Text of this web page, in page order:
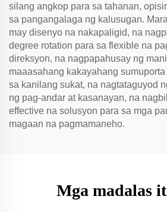
silang angkop para sa tahanan,
sa pangangalaga ng kalusugan.
may disenyo na nakapaligid, na
degree rotation para sa flexible na
direksyon, na nagpapahusay ng
maaasahang kakayahang
sa kanilang sukat, na nagtataguyod
ng pag-andar at kasanayan, na
effective na solusyon para sa mga
magaan na pagmamaneho.
Mga madalas